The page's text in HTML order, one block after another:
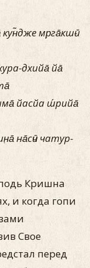
мр̣га̄кшӣ-
дхийа̄ йа̄
йасйа ш́рийа̄
на̄сӣч чатур-
Кришна
и когда гопи
Свое
перед